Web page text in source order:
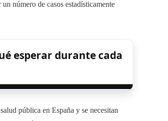
número de casos estadísticamente
esperar durante cada
pública en España y se necesitan